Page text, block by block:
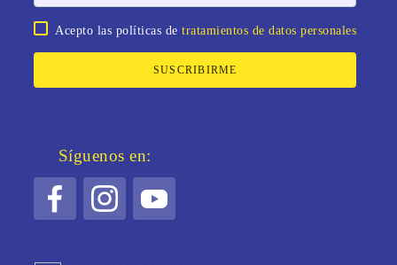
Acepto las políticas detratamientos de datos personales
SUSCRIBIRME
Síguenos en: